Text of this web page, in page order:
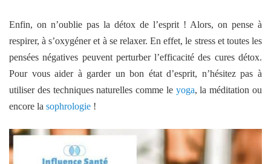
Enfin, on n’oublie pas la détox de l’esprit ! Alors, on pense à
respirer, à s’oxygéner et à se relaxer. En effet, le stress et toutes les
pensées négatives peuvent perturber l’efficacité des cures détox.
Pour vous aider à garder un bon état d’esprit, n’hésitez pas à
utiliser des techniques naturelles comme le yoga, la méditation ou
encore la sophrologie !